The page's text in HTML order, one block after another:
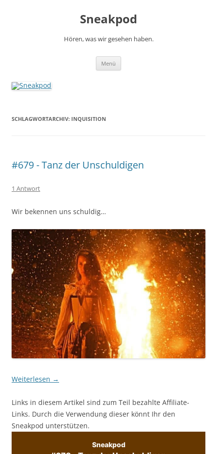
Sneakpod
Hören, was wir gesehen haben.
Menü
SCHLAGWORTARCHIV: INQUISITION
#679 - Tanz der Unschuldigen
1 Antwort
Wir bekennen uns schuldig…
Weiterlesen →
Links in diesem Artikel sind zum Teil bezahlte Affiliate-
Links. Durch die Verwendung dieser könnt Ihr den
Sneakpod unterstützen.